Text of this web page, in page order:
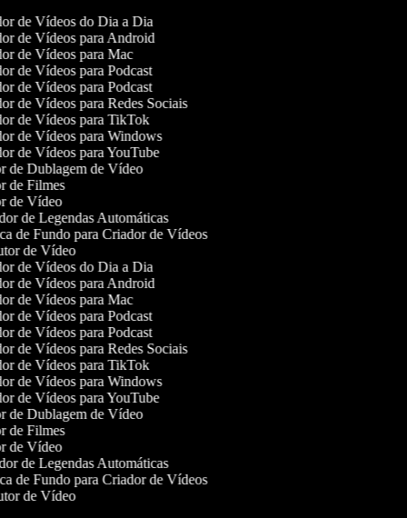
de Vídeos do Dia a Dia
de Vídeos para Android
de Vídeos para Mac
de Vídeos para Podcast
de Vídeos para Podcast
de Vídeos para Redes Sociais
de Vídeos para TikTok
de Vídeos para Windows
de Vídeos para YouTube
de Dublagem de Vídeo
Filmes
de Vídeo
de Legendas Automáticas
de Fundo para Criador de Vídeos
de Vídeo
de Vídeos do Dia a Dia
de Vídeos para Android
de Vídeos para Mac
de Vídeos para Podcast
de Vídeos para Podcast
de Vídeos para Redes Sociais
de Vídeos para TikTok
de Vídeos para Windows
de Vídeos para YouTube
de Dublagem de Vídeo
Filmes
de Vídeo
de Legendas Automáticas
de Fundo para Criador de Vídeos
de Vídeo